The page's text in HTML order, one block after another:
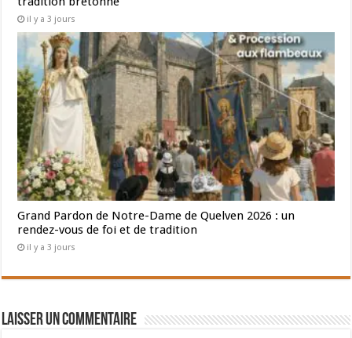
il y a 3 jours
Grand Pardon de Notre-Dame de Quelven 2026 : un
rendez-vous de foi et de tradition
il y a 3 jours
Laisser un commentaire